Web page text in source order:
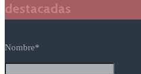
destacadas
Nombre*